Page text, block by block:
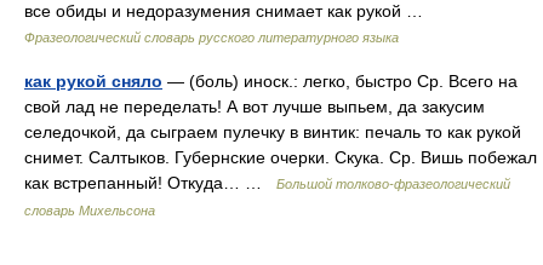
все обиды и недоразумения снимает как рукой …
Фразеологический словарь русского литературного языка
как рукой сняло — (боль) иноск.: легко, быстро Ср. Всего на
свой лад не переделать! А вот лучше выпьем, да закусим
селедочкой, да сыграем пулечку в винтик: печаль то как рукой
снимет. Салтыков. Губернские очерки. Скука. Ср. Вишь побежал
как встрепанный! Откуда… …
Большой толково-фразеологический
словарь Михельсона